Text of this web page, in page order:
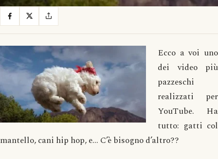
Ecco a voi uno
dei video più
pazzeschi
realizzati per
YouTube. Ha
tutto: gatti col
mantello, cani hip hop, e… C’è bisogno d’altro??